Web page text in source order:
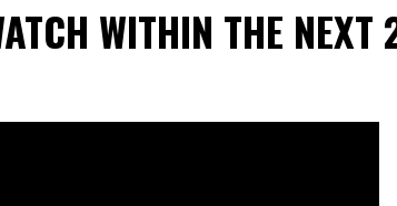
WITHIN THE NEXT